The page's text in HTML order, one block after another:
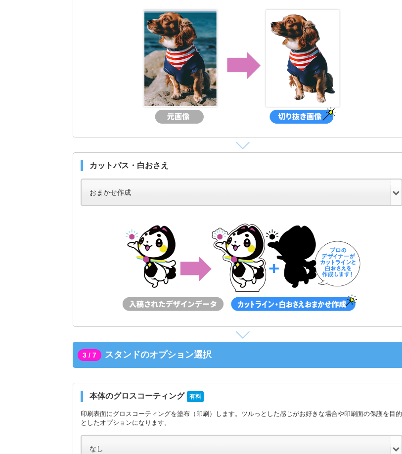
カットパス・白おさえ
3 / 7 スタンドのオプション選択
本体のグロスコーティング 有料
印刷表面にグロスコーティングを塗布（印刷）します。ツルっとした感じがお好きな場合や印刷面の保護を目的
としたオプションになります。